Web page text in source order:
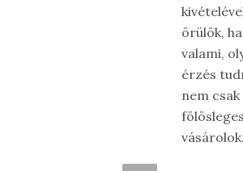
örülök,
valami,
érzés
nem csak